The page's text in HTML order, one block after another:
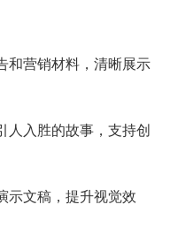
和营销材料，清晰展示
人入胜的故事，支持创
示文稿，提升视觉效